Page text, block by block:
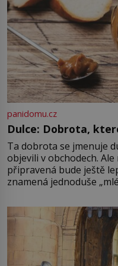
panidomu.cz
Dulce: Dobrota,
Ta dobrota se jmenuje
objevili v obchodech.
připravená bude ještě
znamená jednoduše
pře hned několik
Francie, kde se traduje,